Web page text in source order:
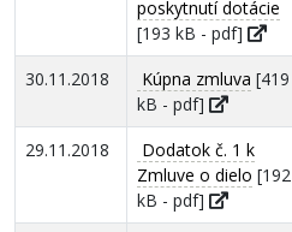
poskytnutí dotácie
[193 kB - pdf]
30.11.2018 Kúpna zmluva [419
kB - pdf]
29.11.2018
Dodatok č. 1 k
Zmluve o dielo [192
kB - pdf]